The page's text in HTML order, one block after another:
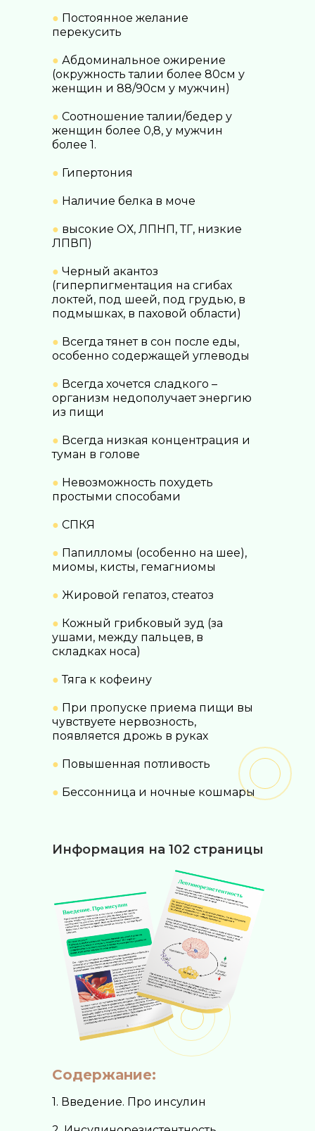
Информация на 102 страницы
● Постоянное желание
перекусить
● Абдоминальное ожирение
(окружность талии более 80см у
женщин и 88/90см у мужчин)
● Соотношение талии/бедер у
женщин более 0,8, у мужчин
более 1.
● Гипертония
● Наличие белка в моче
● высокие ОХ, ЛПНП, ТГ, низкие
ЛПВП)
● Черный акантоз
(гиперпигментация на сгибах
локтей, под шеей, под грудью, в
подмышках, в паховой области)
● Всегда тянет в сон после еды,
особенно содержащей углеводы
● Всегда хочется сладкого –
организм недополучает энергию
из пищи
● Всегда низкая концентрация и
туман в голове
● Невозможность похудеть
простыми способами
● СПКЯ
● Папилломы (особенно на шее),
миомы, кисты, гемагниомы
● Жировой гепатоз, стеатоз
● Кожный грибковый зуд (за
ушами, между пальцев, в
складках носа)
● Тяга к кофеину
● При пропуске приема пищи вы
чувствуете нервозность,
появляется дрожь в руках
● Повышенная потливость
● Бессонница и ночные кошмары
1. Введение. Про инсулин
Содержание: